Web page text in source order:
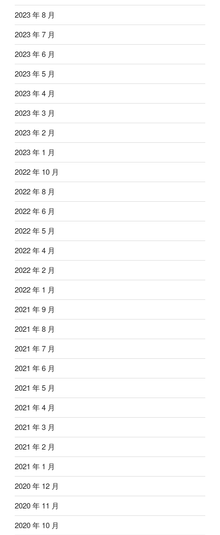
2023 年 8 月
2023 年 7 月
2023 年 6 月
2023 年 5 月
2023 年 4 月
2023 年 3 月
2023 年 2 月
2023 年 1 月
2022 年 10 月
2022 年 8 月
2022 年 6 月
2022 年 5 月
2022 年 4 月
2022 年 2 月
2022 年 1 月
2021 年 9 月
2021 年 8 月
2021 年 7 月
2021 年 6 月
2021 年 5 月
2021 年 4 月
2021 年 3 月
2021 年 2 月
2021 年 1 月
2020 年 12 月
2020 年 11 月
2020 年 10 月